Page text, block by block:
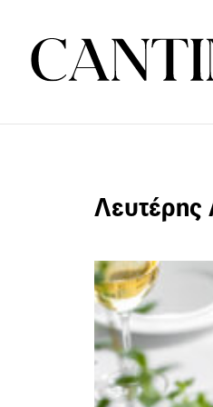
Λευτέρης